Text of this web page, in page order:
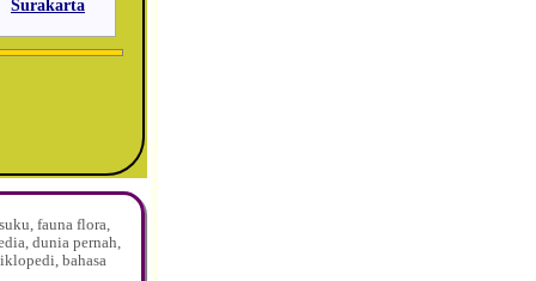
Surakarta
fauna flora,
dunia pernah,
bahasa